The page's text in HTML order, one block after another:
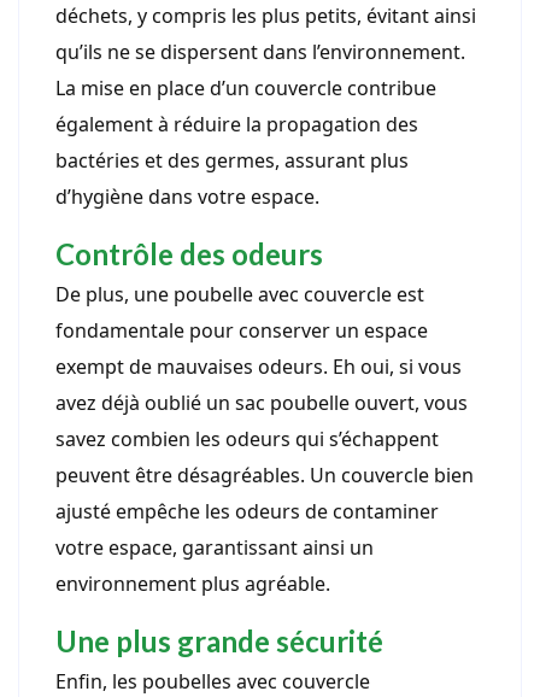
déchets, y compris les plus petits, évitant ainsi
qu’ils ne se dispersent dans l’environnement.
La mise en place d’un couvercle contribue
également à réduire la propagation des
bactéries et des germes, assurant plus
d’hygiène dans votre espace.
Contrôle des odeurs
De plus, une poubelle avec couvercle est
fondamentale pour conserver un espace
exempt de mauvaises odeurs. Eh oui, si vous
avez déjà oublié un sac poubelle ouvert, vous
savez combien les odeurs qui s’échappent
peuvent être désagréables. Un couvercle bien
ajusté empêche les odeurs de contaminer
votre espace, garantissant ainsi un
environnement plus agréable.
Une plus grande sécurité
Enfin, les poubelles avec couvercle